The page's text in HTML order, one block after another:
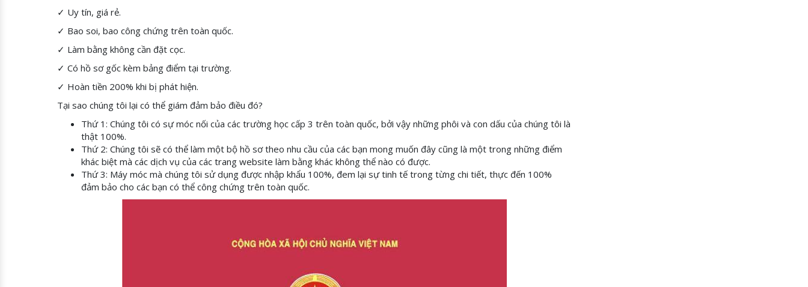
✓ Uy tín, giá rẻ.
✓ Bao soi, bao công chứng trên toàn quốc.
✓ Làm bằng không cần đặt cọc.
✓ Có hồ sơ gốc kèm bảng điểm tại trường.
✓ Hoàn tiền 200% khi bị phát hiện.
Tại sao chúng tôi lại có thể giám đảm bảo điều đó?
Thứ 1: Chúng tôi có sự móc nối của các trường học cấp 3 trên toàn quốc, bởi vậy những phôi và con dấu của chúng tôi là
thật 100%.
Thứ 2: Chúng tôi sẽ có thể làm một bộ hồ sơ theo nhu cầu của các bạn mong muốn đây cũng là một trong những điểm
khác biệt mà các dịch vụ của các trang website làm bằng khác không thể nào có được.
Thứ 3: Máy móc mà chúng tôi sử dụng được nhập khẩu 100%, đem lại sự tinh tế trong từng chi tiết, thực đến 100%
đảm bảo cho các bạn có thể công chứng trên toàn quốc.